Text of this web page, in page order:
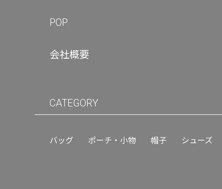
POP
会社概要
CATEGORY
バッグ ポーチ・小物 帽子 シューズ